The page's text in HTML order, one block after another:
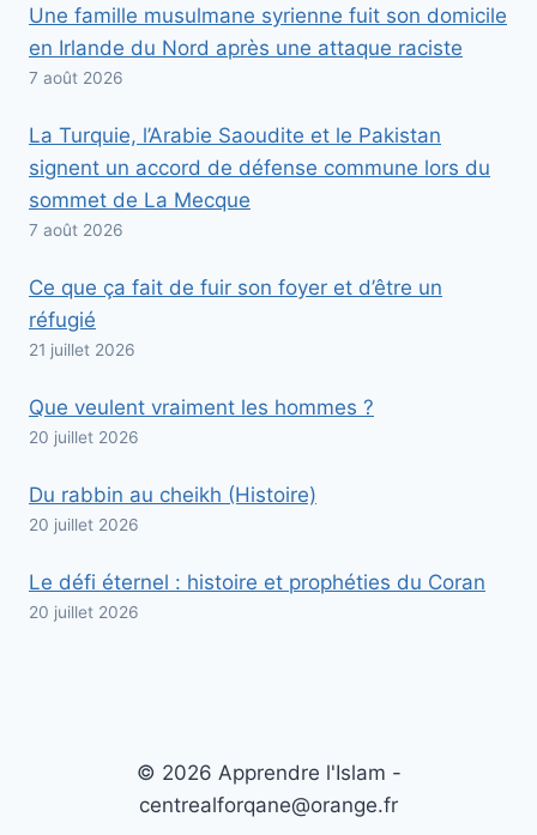
Une famille musulmane syrienne fuit son domicile
en Irlande du Nord après une attaque raciste
7 août 2026
La Turquie, l’Arabie Saoudite et le Pakistan
signent un accord de défense commune lors du
sommet de La Mecque
7 août 2026
Ce que ça fait de fuir son foyer et d’être un
réfugié
21 juillet 2026
Que veulent vraiment les hommes ?
20 juillet 2026
Du rabbin au cheikh (Histoire)
20 juillet 2026
Le défi éternel : histoire et prophéties du Coran
20 juillet 2026
© 2026 Apprendre l'Islam -
centrealforqane@orange.fr